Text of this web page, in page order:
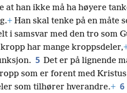
at han ikke må ha høyere
+ Han skal tenke på en måte
i samsvar med den tro som
har mange kroppsdeler,
5 Det er på lignende
som er forent med
som tilhører hverandre.+ 6